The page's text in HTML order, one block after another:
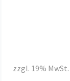
zzgl. 19% MwSt.